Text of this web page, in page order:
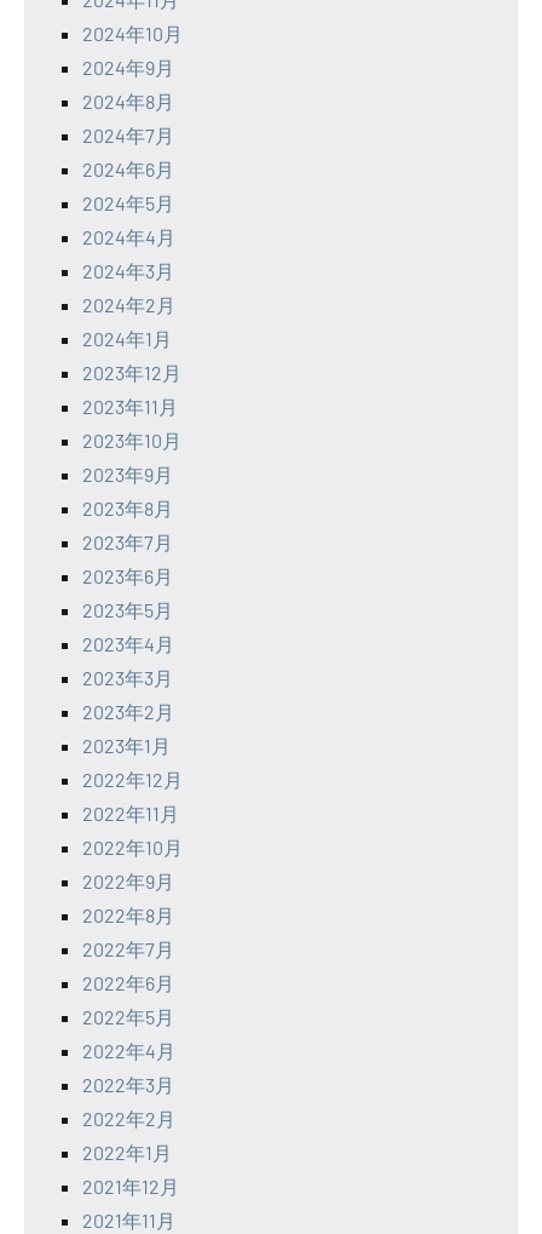
2024年10月
2024年9月
2024年8月
2024年7月
2024年6月
2024年5月
2024年4月
2024年3月
2024年2月
2024年1月
2023年12月
2023年11月
2023年10月
2023年9月
2023年8月
2023年7月
2023年6月
2023年5月
2023年4月
2023年3月
2023年2月
2023年1月
2022年12月
2022年11月
2022年10月
2022年9月
2022年8月
2022年7月
2022年6月
2022年5月
2022年4月
2022年3月
2022年2月
2022年1月
2021年12月
2021年11月